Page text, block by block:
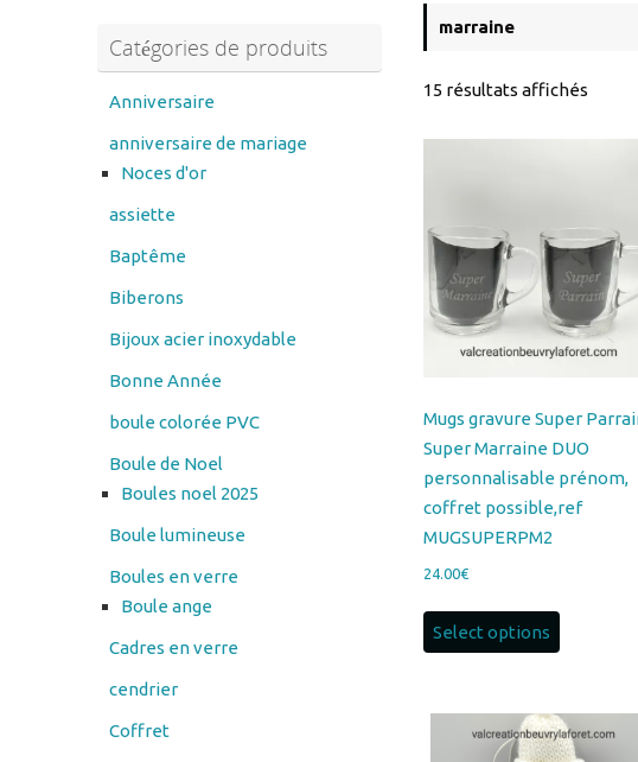
15 résultats affichés
Mugs gravure Super Parrain
MUGSUPERPM2
24.00€
anniversaire de mariage
Noces d'or
assiette
Baptême
Biberons
Bijoux acier inoxydable
Bonne Année
boule colorée PVC
Boule de Noel
Boules noel 2025
Boule lumineuse
Boules en verre
Boule ange
Cadres en verre
cendrier
Coffret
coffret verre et bijou
Communion